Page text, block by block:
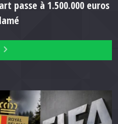
passe à 1.500.000 euros